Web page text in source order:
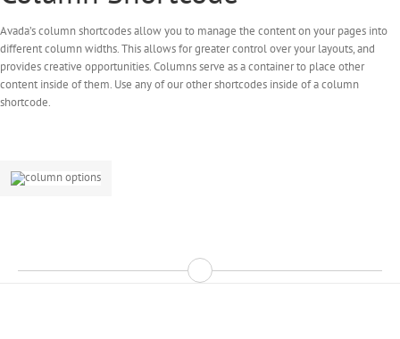
Avada’s column shortcodes allow you to manage the content on your pages into
different column widths. This allows for greater control over your layouts, and
provides creative opportunities. Columns serve as a container to place other
content inside of them. Use any of our other shortcodes inside of a column
shortcode.